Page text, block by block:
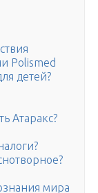
Polismed
детей?
Атаракс?
мира